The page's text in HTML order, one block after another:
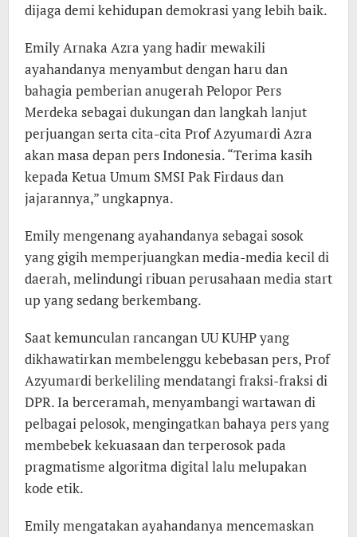
dijaga demi kehidupan demokrasi yang lebih baik.
Emily Arnaka Azra yang hadir mewakili
ayahandanya menyambut dengan haru dan
bahagia pemberian anugerah Pelopor Pers
Merdeka sebagai dukungan dan langkah lanjut
perjuangan serta cita-cita Prof Azyumardi Azra
akan masa depan pers Indonesia. “Terima kasih
kepada Ketua Umum SMSI Pak Firdaus dan
jajarannya,” ungkapnya.
Emily mengenang ayahandanya sebagai sosok
yang gigih memperjuangkan media-media kecil di
daerah, melindungi ribuan perusahaan media start
up yang sedang berkembang.
Saat kemunculan rancangan UU KUHP yang
dikhawatirkan membelenggu kebebasan pers, Prof
Azyumardi berkeliling mendatangi fraksi-fraksi di
DPR. Ia berceramah, menyambangi wartawan di
pelbagai pelosok, mengingatkan bahaya pers yang
membebek kekuasaan dan terperosok pada
pragmatisme algoritma digital lalu melupakan
kode etik.
Emily mengatakan ayahandanya mencemaskan